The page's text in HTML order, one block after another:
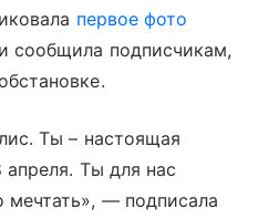
первое фото
и сообщила подписчикам,
Ты – настоящая
Ты для нас
— подписала